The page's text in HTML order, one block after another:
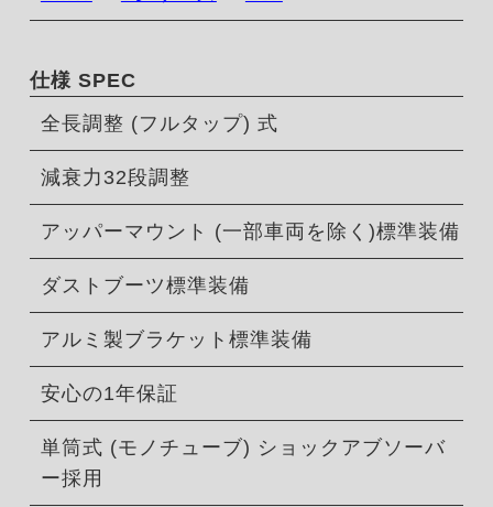
仕様 SPEC
全長調整 (フルタップ) 式
減衰力32段調整
アッパーマウント (一部車両を除く)標準装備
ダストブーツ標準装備
アルミ製ブラケット標準装備
安心の1年保証
単筒式 (モノチューブ) ショックアブソーバ
ー採用